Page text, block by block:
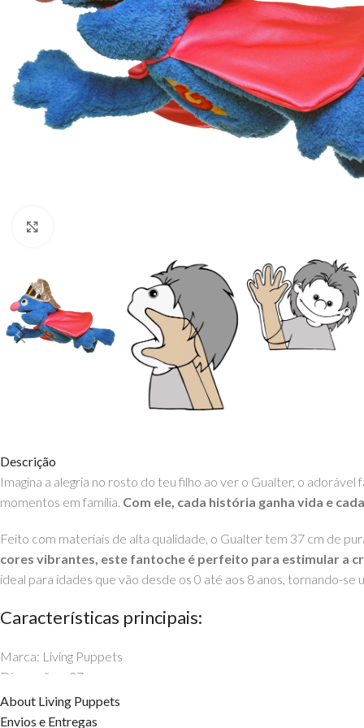
Descrição
Imagina a alegria no rosto do teu filho ao ver o Gualter, o
momentos em família. Com ele, cada história ganha vida e
Feito com materiais de alta qualidade, o Gualter tem 37 cm de
cores vibrantes, este fantoche é perfeito para estimular a
ideal para idades que vão desde os 0 até aos 8 anos, tornando-
Características principais:
Marca: Living Puppets
Dimensões: 37 cm
Material: Peluche de alta qualidade
Cores: Vibrantes e cativantes
About Living Puppets
Envios e Entregas